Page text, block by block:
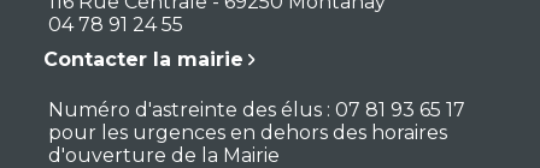
04 78 91 24 55
Contacter la mairie
Numéro d'astreinte des élus : 07 81 93 65 17
pour les urgences en dehors des horaires
d'ouverture de la Mairie